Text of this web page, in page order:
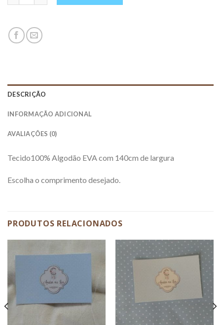
DESCRIÇÃO
INFORMAÇÃO ADICIONAL
AVALIAÇÕES (0)
Tecido100% Algodão EVA com 140cm de largura
Escolha o comprimento desejado.
PRODUTOS RELACIONADOS